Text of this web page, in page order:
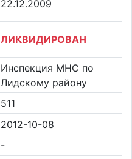
22.12.2009
ЛИКВИДИРОВАН
Инспекция МНС по
Лидскому району
511
2012-10-08
-